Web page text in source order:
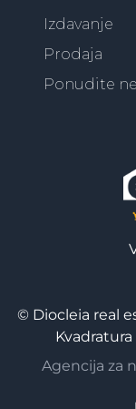
Izdavanje
Prodaja
Ponudite
© Diocleia real
Kvadratura
Agencija za